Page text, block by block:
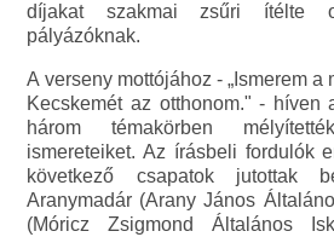
díjakat szakmai zsűri ítélte
pályázóknak.
A verseny mottójához - „Ismerem a
Kecskemét az otthonom." - híven
három témakörben
ismereteiket. Az írásbeli fordulók
következő csapatok
Aranymadár (Arany János
(Móricz Zsigmond Általános